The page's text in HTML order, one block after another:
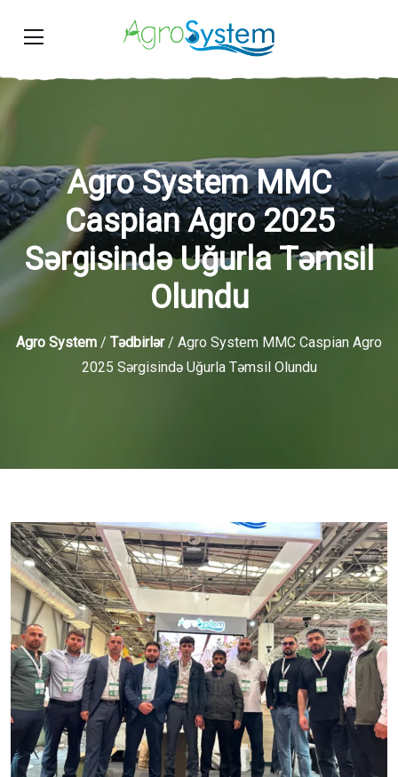
Agro System MMC
Caspian Agro 2025
Sərgisində Uğurla Təmsil
Olundu
Agro System / Tədbirlər/ Agro System MMC Caspian Agro
2025 Sərgisində Uğurla Təmsil Olundu